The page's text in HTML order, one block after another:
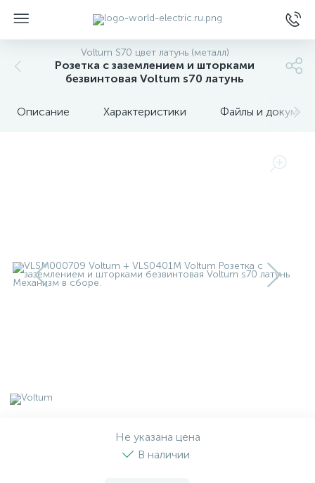
Voltum S70 цвет латунь (металл)
Розетка с заземлением и шторками
безвинтовая Voltum s70 латунь
Описание Характеристики Файлы и
Не указана цена
В наличии